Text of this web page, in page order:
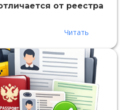
от реестра
Читать